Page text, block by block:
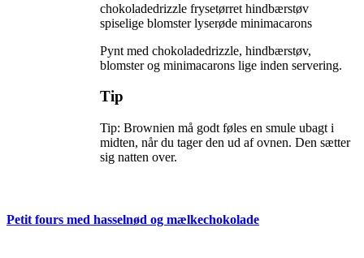
chokoladedrizzle frysetørret hindbærstøv
spiselige blomster lyserøde minimacarons
Pynt med chokoladedrizzle, hindbærstøv,
blomster og minimacarons lige inden servering.
Tip
Tip: Brownien må godt føles en smule ubagt i
midten, når du tager den ud af ovnen. Den sætter
sig natten over.
Petit fours med hasselnød og mælkechokolade